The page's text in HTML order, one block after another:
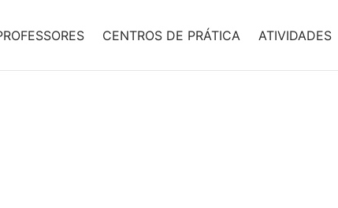
CENTROS DE PRÁTICA ATIVIDADES